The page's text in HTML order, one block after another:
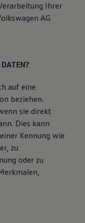
Ihrer
AG
auf eine
beziehen.
sie direkt
Dies kann
Kennung wie
zu
oder zu